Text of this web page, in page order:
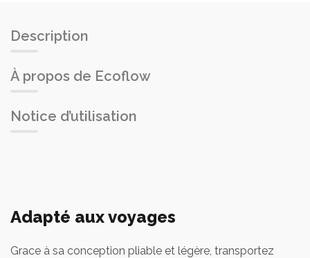
Description
À propos de Ecoflow
Notice d’utilisation
Adapté aux voyages
Grace à sa conception pliable et légère, transportez